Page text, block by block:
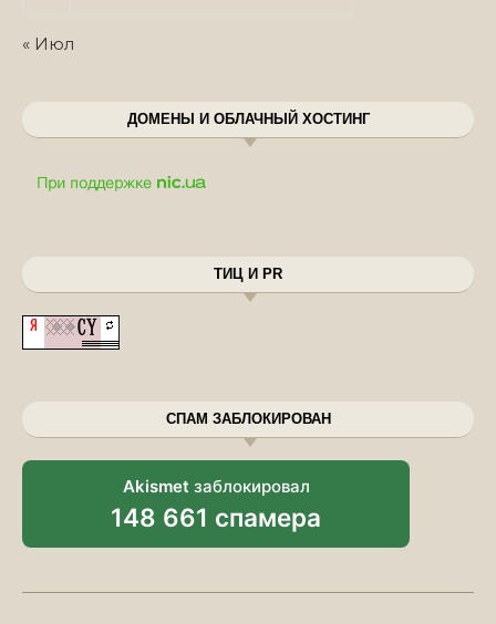
« Июл
ДОМЕНЫ И ОБЛАЧНЫЙ ХОСТИНГ
ТИЦ И PR
СПАМ ЗАБЛОКИРОВАН
Akismet заблокировал
148 661 спамера